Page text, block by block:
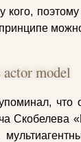
кого,
model
что
Скобелева